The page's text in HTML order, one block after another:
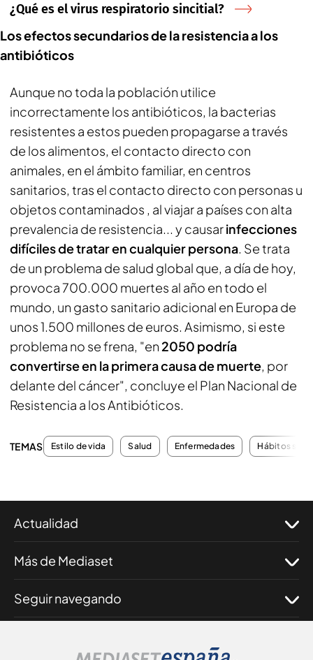
¿Qué es el virus respiratorio sincitial?
Los efectos secundarios de la resistencia a los
antibióticos
Aunque no toda la población utilice
incorrectamente los antibióticos, la bacterias
resistentes a estos pueden propagarse a través
de los alimentos, el contacto directo con
animales, en el ámbito familiar, en centros
sanitarios, tras el contacto directo con personas u
objetos contaminados , al viajar a países con alta
prevalencia de resistencia... y causarinfecciones
difíciles de tratar en cualquier persona. Se trata
de un problema de salud global que, a día de hoy,
provoca 700.000 muertes al año en todo el
mundo, un gasto sanitario adicional en Europa de
unos 1.500 millones de euros. Asimismo, si este
problema no se frena, "en 2050 podría
convertirse en la primera causa de muerte, por
delante del cáncer", concluye el Plan Nacional de
Resistencia a los Antibióticos.
TEMAS Estilo de vida Salud Enfermedades Hábitos
Actualidad
Más de Mediaset
Seguir navegando